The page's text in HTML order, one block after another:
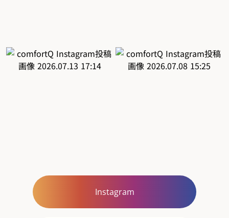
Instagram